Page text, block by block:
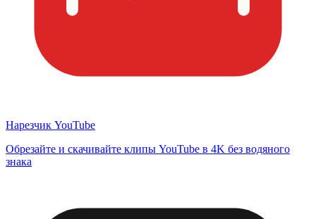
Нарезчик YouTube
Обрезайте и скачивайте клипы YouTube в 4K без водяного
знака